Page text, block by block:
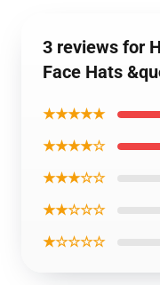
3 reviews for
Face Hats
★★★★★
★★★★☆
★★★☆☆
★★☆☆☆
★☆☆☆☆